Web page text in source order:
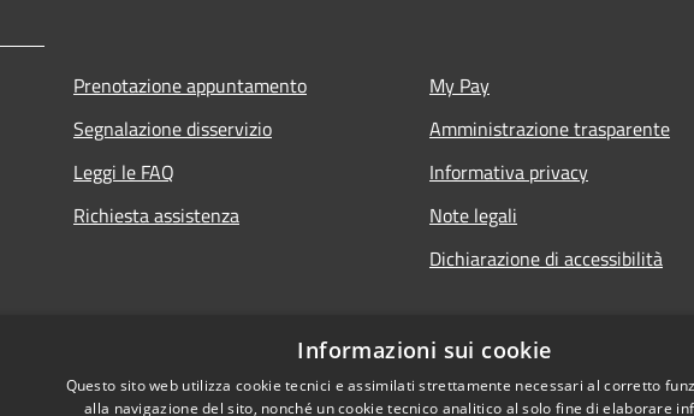
Prenotazione appuntamento
Segnalazione disservizio
Leggi le FAQ
Richiesta assistenza
My Pay
Amministrazione trasparente
Informativa privacy
Note legali
Dichiarazione di accessibilità
Informazioni sui cookie
Questo sito web utilizza cookie tecnici e assimilati strettamente necessari al corretto
alla navigazione del sito, nonché un cookie tecnico analitico al solo fine di elaborare